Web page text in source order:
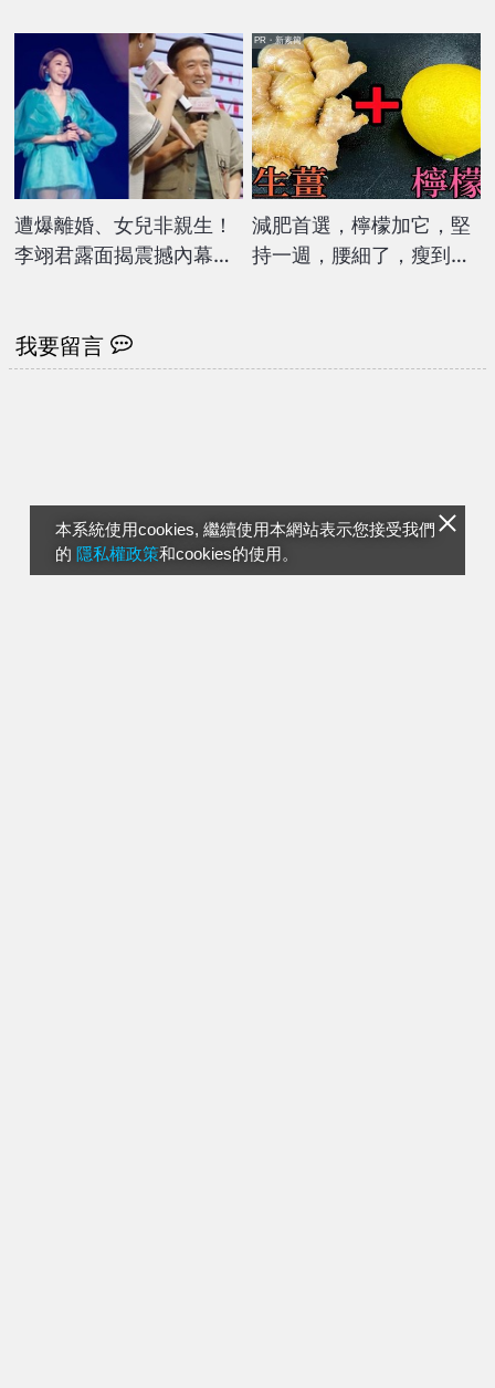
本系統使用cookies, 繼續使用本網站表示您接受我們
的 隱私權政策和cookies的使用。
告了
遭爆離婚、女兒非親生！
李翊君露面揭震撼內幕
減肥首選，檸檬加它，堅
持一週，腰細了，瘦到你
PR・新素簡
我要留言